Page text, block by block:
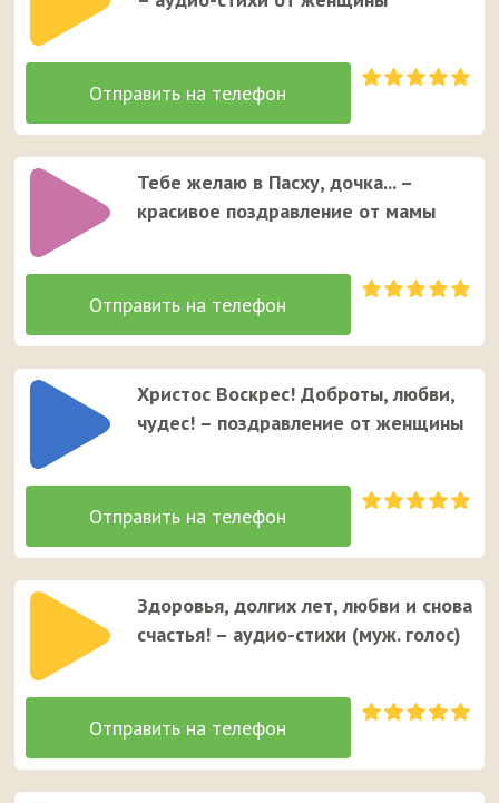
Тебе желаю в Пасху, дочка... –
красивое поздравление от мамы
Христос Воскрес! Доброты, любви,
чудес! – поздравление от женщины
Здоровья, долгих лет, любви и снова
счастья! – аудио-стихи (муж. голос)